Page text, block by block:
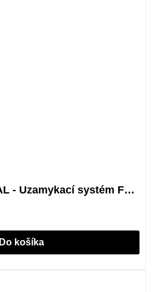
Fizan 114AL + 116AL - Uzamykací systém FLEXI 7075
Do košíka